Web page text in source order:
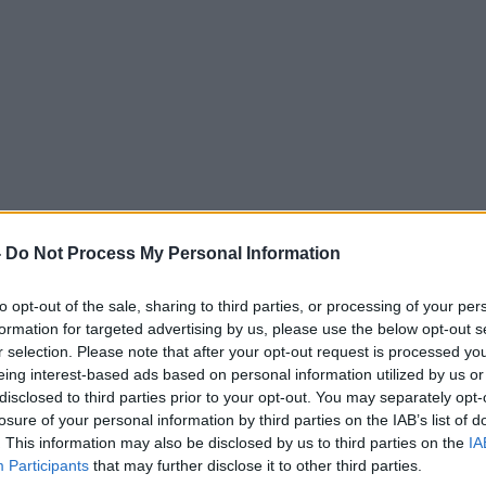
Do Not Process My Personal Information
opt-out of the sale, sharing to third parties, or processing of your
for targeted advertising by us, please use the below opt-out
selection. Please note that after your opt-out request is processed
interest-based ads based on personal information utilized by us
to third parties prior to your opt-out. You may separately
of your personal information by third parties on the IAB’s list of
This information may also be disclosed by us to third parties on the
Participants that may further disclose it to other third parties.
Крива Паланка – Страцин, се јави
поврзаност со локалната патна
тим од ЈПДП, заедно со пратеникот Бране
Ранковце Борче Спасовски, неговиот
советот на општината бевме на терен и
ќе се градат нови две клучки, информира
и населените места кај месноста „Десетак“
во близина на индустриската зона
Петралица.